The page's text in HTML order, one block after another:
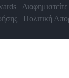
Διαφημιστείτε
Πολιτική